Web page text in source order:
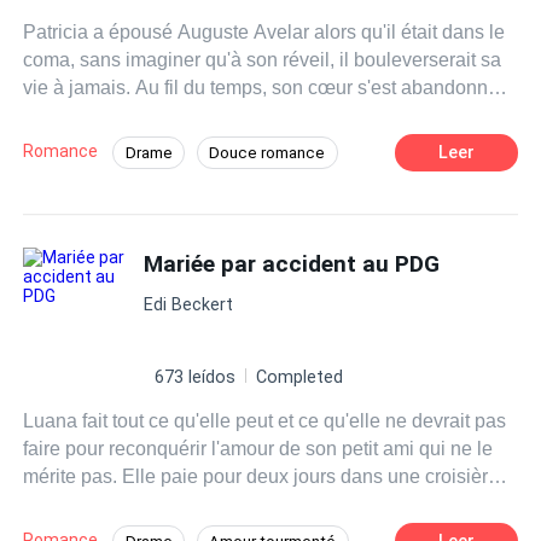
Patricia a épousé Auguste Avelar alors qu'il était dans le
coma, sans imaginer qu'à son réveil, il bouleverserait sa
vie à jamais. Au fil du temps, son cœur s'est abandonné à
pas l'intention de les laisser en paix. Estela, son ex, est
déterminée à le reconquérir et fera tout pour les séparer.
Romance Drame Douce romance
Mariage de convenance
Leer
Mariée par accident au PDG
Edi Beckert
673 leídos Completed
Luana fait tout ce qu'elle peut et ce qu'elle ne devrait pas
faire pour reconquérir l'amour de son petit ami qui ne le
mérite pas. Elle paie pour deux jours dans une croisière
réaliser qu'elle s'est trompée de chambre et de petit ami.